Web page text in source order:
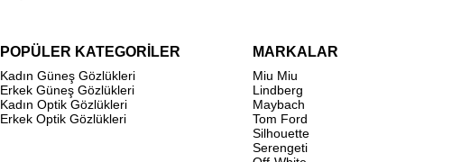
POPÜLER KATEGORİLER
Kadın Güneş Gözlükleri
Erkek Güneş Gözlükleri
Kadın Optik Gözlükleri
Erkek Optik Gözlükleri
MARKALAR
Miu Miu
Lindberg
Maybach
Tom Ford
Silhouette
Serengeti